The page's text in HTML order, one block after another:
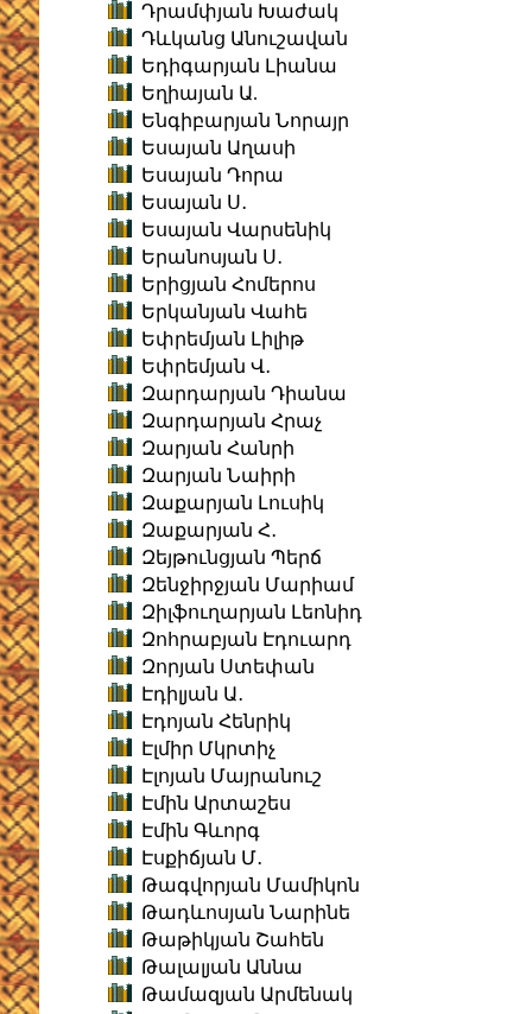
Դրամփյան Խաժակ
Դևկանց Անուշավան
Եդիգարյան Լիանա
Եղիայան Ա.
Ենգիբարյան Նորայր
Եսայան Աղասի
Եսայան Դորա
Եսայան Ս․
Եսայան Վարսենիկ
Երանոսյան Ս․
Երիցյան Հոմերոս
Երկանյան Վահե
Եփրեմյան Լիլիթ
Եփրեմյան Վ․
Զարդարյան Դիանա
Զարդարյան Հրաչ
Զարյան Հանրի
Զարյան Նաիրի
Զաքարյան Լուսիկ
Զաքարյան Հ․
Զեյթունցյան Պերճ
Զենջիրջյան Մարիամ
Զիլֆուղարյան Լեոնիդ
Զոհրաբյան Էդուարդ
Զորյան Ստեփան
Էդիլյան Ա․
Էդոյան Հենրիկ
Էլմիր Մկրտիչ
Էլոյան Մայրանուշ
Էմին Արտաշես
Էմին Գևորգ
Էսքիճյան Մ․
Թագվորյան Մամիկոն
Թադևոսյան Նարինե
Թաթիկյան Շահեն
Թալալյան Աննա
Թամազյան Արմենակ